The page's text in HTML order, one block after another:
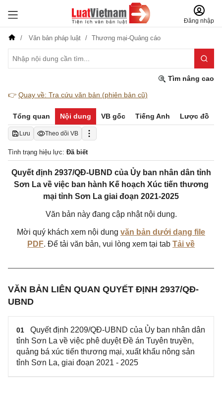
Đăng nhập
Văn bản pháp luật Thương mại-Quảng cáo
Tìm nâng cao
👉 Quay về: Tra cứu văn bản (phiên bản cũ)
Tổng quan Nội dung VB gốc Tiếng Anh Lược đồ
Lưu Theo dõi VB
Tình trạng hiệu lực: Đã biết
Quyết định 2937/QĐ-UBND của Ủy ban nhân dân tỉnh
Sơn La về việc ban hành Kế hoạch Xúc tiến thương
mại tỉnh Sơn La giai đoạn 2021-2025
Văn bản này đang cập nhật nội dung.
Mời quý khách xem nội dung văn bản dưới dạng file
PDF. Để tải văn bản, vui lòng xem tại tab Tải về
VĂN BẢN LIÊN QUAN QUYẾT ĐỊNH 2937/QĐ-
UBND
01
Quyết định 2209/QĐ-UBND của Ủy ban nhân dân
tỉnh Sơn La về việc phê duyệt Đề án Tuyên truyền,
quảng bá xúc tiến thương mại, xuất khẩu nông sản
tỉnh Sơn La, giai đoạn 2021 - 2025